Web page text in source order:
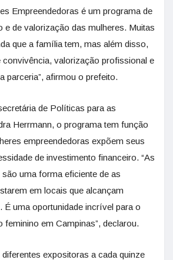
Empreendedoras é um programa de
e de valorização das mulheres. Muitas
que a família tem, mas além disso,
convivência, valorização profissional e
parceria”, afirmou o prefeito.
de Políticas para as
Herrmann, o programa tem função
empreendedoras expõem seus
de investimento financeiro. “As
uma forma eficiente de as
em locais que alcançam
É uma oportunidade incrível para o
feminino em Campinas”, declarou.
expositoras a cada quinze